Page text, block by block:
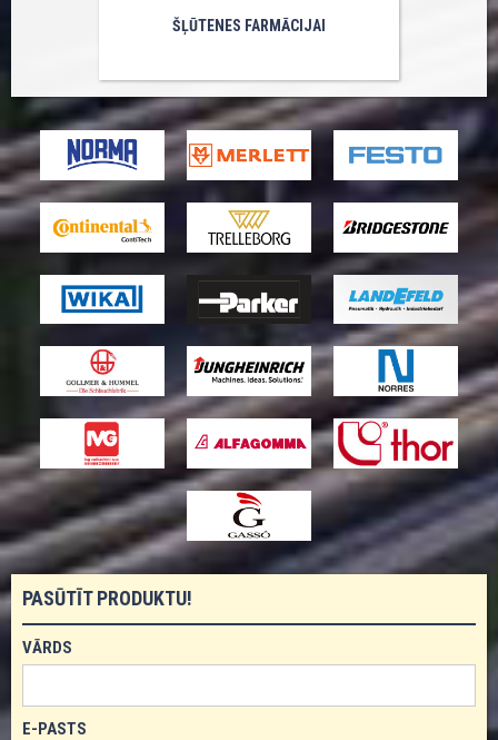
ŠĻŪTENES FARMĀCIJAI
PASŪTĪT PRODUKTU!
VĀRDS
E-PASTS